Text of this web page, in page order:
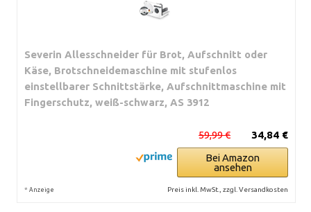
Severin Allesschneider für Brot, Aufschnitt oder
Käse, Brotschneidemaschine mit stufenlos
einstellbarer Schnittstärke, Aufschnittmaschine mit
Fingerschutz, weiß-schwarz, AS 3912
34,84 €
59,99 €
Bei Amazon
ansehen
* Anzeige Preis inkl. MwSt., zzgl. Versandkosten